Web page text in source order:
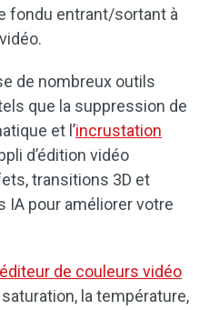
fondu entrant/sortant à
de nombreux outils
que la suppression de
et l’incrustation
d’édition vidéo
transitions 3D et
pour améliorer votre
éditeur de couleurs vidéo
la température,